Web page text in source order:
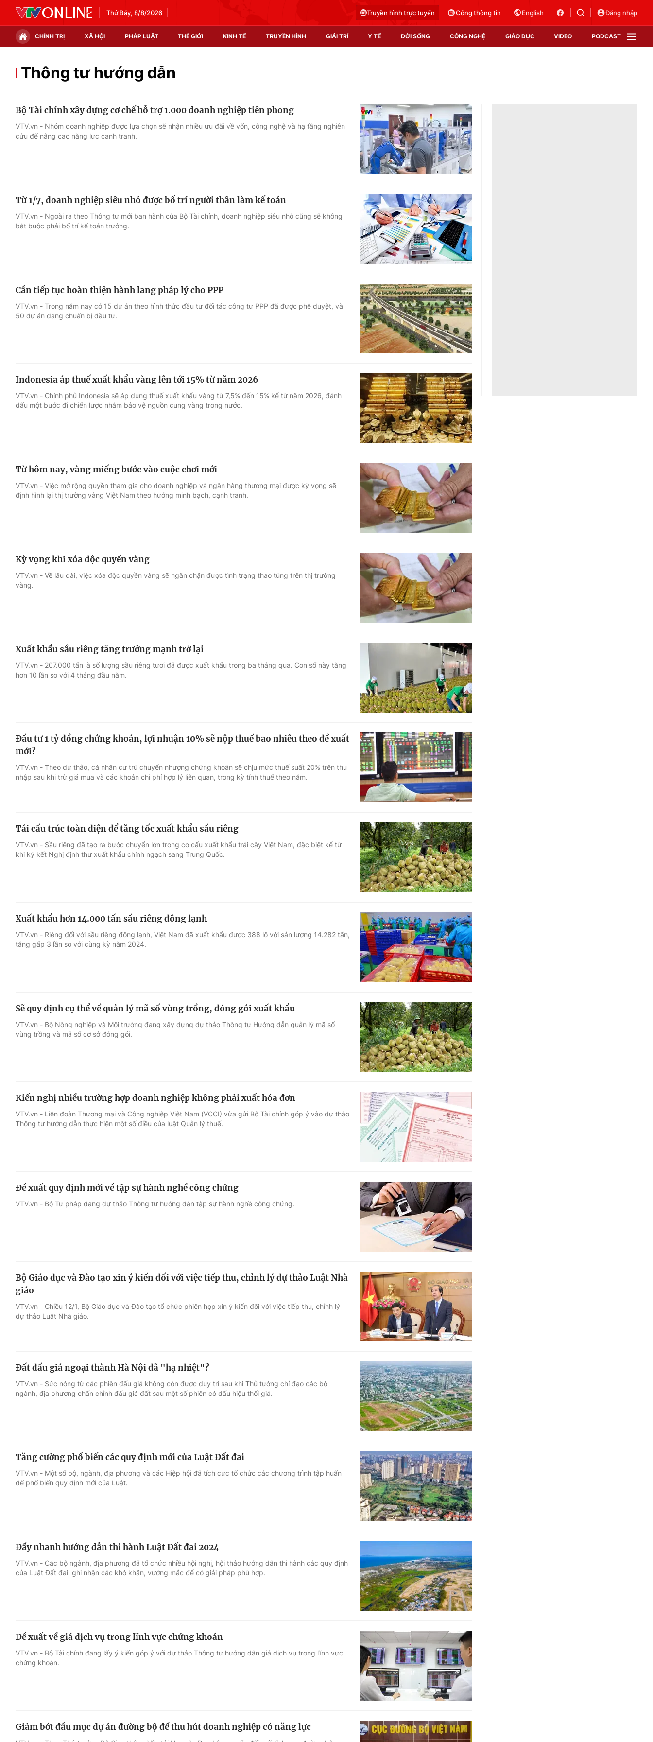
Thứ Bảy, 8/8/2026 Truyền hình trực tuyến Cổng thông tin English Đăng nhập
CHÍNH TRỊ XÃ HỘI PHÁP LUẬT THẾ GIỚI KINH TẾ TRUYỀN HÌNH GIẢI TRÍ Y TẾ ĐỜI SỐNG CÔNG NGHỆ GIÁO DỤC VIDEO PODCAST
Chính trị Xã hội
Thế giới đó đây
Thị trường
Giải sao mai
Video
Shorts video
Podcast
EMagazine
Photo
Infographic
Góc ảnh
Điện ảnh
Âm nhạc
Sao
Du lịch
Làm đẹp
Học trực tuyến
Công nghệ
Hitech Công nghệ tương lai
Sản phẩm
Thị trường
Tư vấn
VTV Sức khoẻ
Thông tư hướng dẫn
Bộ Tài chính xây dựng cơ chế hỗ trợ 1.000 doanh nghiệp tiên phong
VTV.vn - Nhóm doanh nghiệp được lựa chọn sẽ nhận nhiều ưu đãi về vốn, công nghệ và hạ tầng nghiên
cứu để nâng cao năng lực cạnh tranh.
Từ 1/7, doanh nghiệp siêu nhỏ được bố trí người thân làm kế toán
VTV.vn - Ngoài ra theo Thông tư mới ban hành của Bộ Tài chính, doanh nghiệp siêu nhỏ cũng sẽ không
bắt buộc phải bố trí kế toán trưởng.
Cần tiếp tục hoàn thiện hành lang pháp lý cho PPP
VTV.vn - Trong năm nay có 15 dự án theo hình thức đầu tư đối tác công tư PPP đã được phê duyệt, và
50 dự án đang chuẩn bị đầu tư.
Indonesia áp thuế xuất khẩu vàng lên tới 15% từ năm 2026
VTV.vn - Chính phủ Indonesia sẽ áp dụng thuế xuất khẩu vàng từ 7,5% đến 15% kể từ năm 2026, đánh
dấu một bước đi chiến lược nhằm bảo vệ nguồn cung vàng trong nước.
Từ hôm nay, vàng miếng bước vào cuộc chơi mới
VTV.vn - Việc mở rộng quyền tham gia cho doanh nghiệp và ngân hàng thương mại được kỳ vọng sẽ
định hình lại thị trường vàng Việt Nam theo hướng minh bạch, cạnh tranh.
Kỳ vọng khi xóa độc quyền vàng
VTV.vn - Về lâu dài, việc xóa độc quyền vàng sẽ ngăn chặn được tình trạng thao túng trên thị trường
vàng.
Xuất khẩu sầu riêng tăng trưởng mạnh trở lại
VTV.vn - 207.000 tấn là số lượng sầu riêng tươi đã được xuất khẩu trong ba tháng qua. Con số này tăng
hơn 10 lần so với 4 tháng đầu năm.
Đầu tư 1 tỷ đồng chứng khoán, lợi nhuận 10% sẽ nộp thuế bao nhiêu theo đề xuất
mới?
VTV.vn - Theo dự thảo, cá nhân cư trú chuyển nhượng chứng khoán sẽ chịu mức thuế suất 20% trên thu
nhập sau khi trừ giá mua và các khoản chi phí hợp lý liên quan, trong kỳ tính thuế theo năm.
Tái cấu trúc toàn diện để tăng tốc xuất khẩu sầu riêng
VTV.vn - Sầu riêng đã tạo ra bước chuyển lớn trong cơ cấu xuất khẩu trái cây Việt Nam, đặc biệt kể từ
khi ký kết Nghị định thư xuất khẩu chính ngạch sang Trung Quốc.
Xuất khẩu hơn 14.000 tấn sầu riêng đông lạnh
VTV.vn - Riêng đối với sầu riêng đông lạnh, Việt Nam đã xuất khẩu được 388 lô với sản lượng 14.282 tấn,
tăng gấp 3 lần so với cùng kỳ năm 2024.
Sẽ quy định cụ thể về quản lý mã số vùng trồng, đóng gói xuất khẩu
VTV.vn - Bộ Nông nghiệp và Môi trường đang xây dựng dự thảo Thông tư Hướng dẫn quản lý mã số
vùng trồng và mã số cơ sở đóng gói.
Kiến nghị nhiều trường hợp doanh nghiệp không phải xuất hóa đơn
VTV.vn - Liên đoàn Thương mại và Công nghiệp Việt Nam (VCCI) vừa gửi Bộ Tài chính góp ý vào dự thảo
Thông tư hướng dẫn thực hiện một số điều của luật Quản lý thuế.
Đề xuất quy định mới về tập sự hành nghề công chứng
VTV.vn - Bộ Tư pháp đang dự thảo Thông tư hướng dẫn tập sự hành nghề công chứng.
Bộ Giáo dục và Đào tạo xin ý kiến đối với việc tiếp thu, chỉnh lý dự thảo Luật Nhà
giáo
VTV.vn - Chiều 12/1, Bộ Giáo dục và Đào tạo tổ chức phiên họp xin ý kiến đối với việc tiếp thu, chỉnh lý
dự thảo Luật Nhà giáo.
Đất đấu giá ngoại thành Hà Nội đã "hạ nhiệt"?
VTV.vn - Sức nóng từ các phiên đấu giá không còn được duy trì sau khi Thủ tướng chỉ đạo các bộ
ngành, địa phương chấn chỉnh đấu giá đất sau một số phiên có dấu hiệu thổi giá.
Tăng cường phổ biến các quy định mới của Luật Đất đai
VTV.vn - Một số bộ, ngành, địa phương và các Hiệp hội đã tích cực tổ chức các chương trình tập huấn
để phổ biến quy định mới của Luật.
Đẩy nhanh hướng dẫn thi hành Luật Đất đai 2024
VTV.vn - Các bộ ngành, địa phương đã tổ chức nhiều hội nghị, hội thảo hướng dẫn thi hành các quy định
của Luật Đất đai, ghi nhận các khó khăn, vướng mắc để có giải pháp phù hợp.
Đề xuất về giá dịch vụ trong lĩnh vực chứng khoán
VTV.vn - Bộ Tài chính đang lấy ý kiến góp ý với dự thảo Thông tư hướng dẫn giá dịch vụ trong lĩnh vực
chứng khoán.
Giảm bớt đầu mục dự án đường bộ để thu hút doanh nghiệp có năng lực